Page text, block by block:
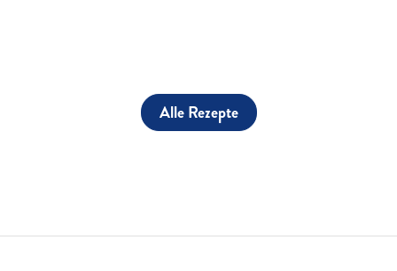
Alle Rezepte